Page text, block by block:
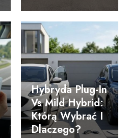
Hybryda Plug-In
Vs Mild Hybrid:
Którą Wybrać I
Dlaczego?